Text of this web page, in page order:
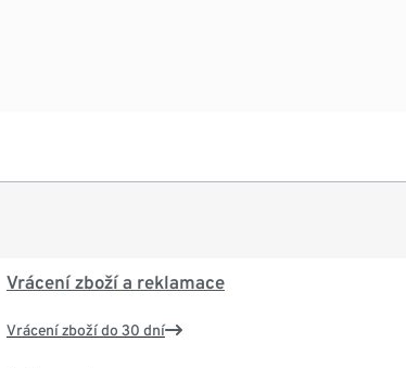
Vrácení zboží a reklamace
Vrácení zboží do 30 dní